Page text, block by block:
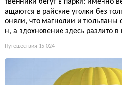
твенники бегут в парки: именно
ащаются в райские уголки без
оняли, что магнолии и тюльпаны
н, а вдохновение здесь разлито
Путешествия 15 024